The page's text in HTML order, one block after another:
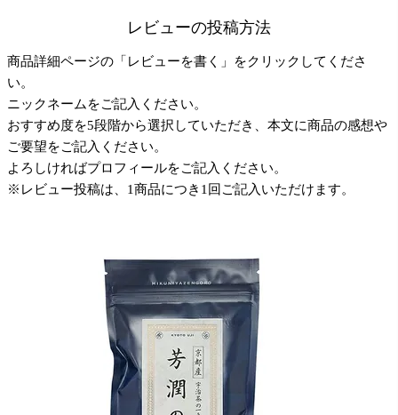
レビューの投稿方法
商品詳細ページの「レビューを書く」をクリックしてくださ
い。
ニックネームをご記入ください。
おすすめ度を5段階から選択していただき、本文に商品の感想や
ご要望をご記入ください。
よろしければプロフィールをご記入ください。
※レビュー投稿は、1商品につき1回ご記入いただけます。